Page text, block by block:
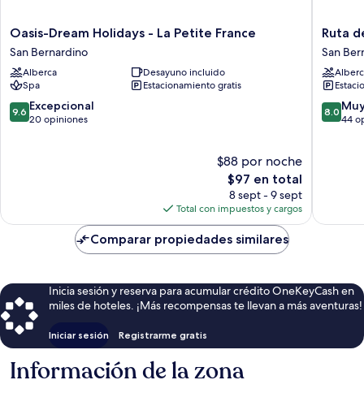
Oasis-
Dream
Holidays
-
La
Petite
France
Oasis-Dream Holidays - La Petite France
San Bernardino
Alberca
Desayuno incluido
Spa
Estacionamiento gratis
9.6
de
9.6 Excepcional
20 opiniones
$88 por noche
El
precio
actual
es
de
$97
$97 en total
8 sept - 9 sept
Total con impuestos y cargos
Ruta
del
Sol
San
Ruta
San
8.0
de
8.0
44
Comparar propiedades similares
Inicia sesión y reserva para acumular crédito OneKeyCash en
miles de hoteles. ¡Más recompensas te llevan a más aventuras!
Iniciar sesión Registrarme gratis
Información de la zona